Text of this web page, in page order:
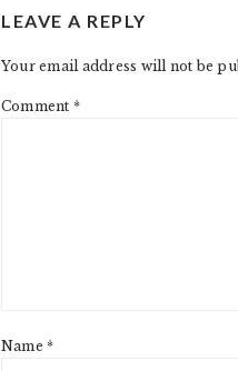
INTERACTIONS
LEAVE A REPLY
Your email address will not be
Comment *
Name*